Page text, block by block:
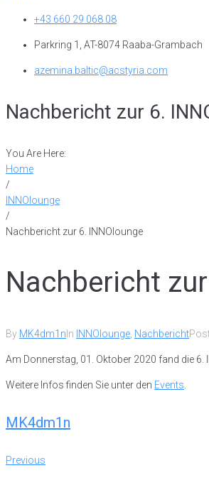
+43 660 29 068 08
Parkring 1, AT-8074 Raaba-Grambach
azemina.baltic@acstyria.com
Nachbericht zur 6.
You Are Here:
Home
/
INNOlounge
/
Nachbericht zur 6. INNOlounge
Nachbericht
By MK4dm1n In INNOlounge, Nachbericht
Am Donnerstag, 01. Oktober 2020 fand die
Weitere Infos finden Sie unter den Events.
MK4dm1n
Post
Previous
Previous